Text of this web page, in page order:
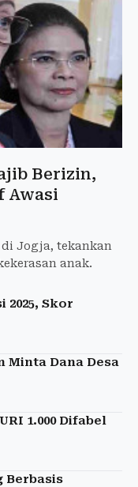
Berizin,
Awasi
di Jogja, tekankan
anak.
Skor
Minta Dana Desa
1.000 Difabel
Berbasis